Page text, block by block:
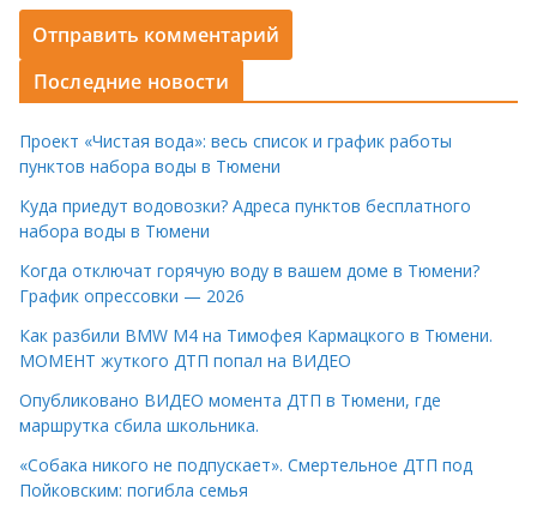
Последние новости
Проект «Чистая вода»: весь список и график работы
пунктов набора воды в Тюмени
Куда приедут водовозки? Адреса пунктов бесплатного
набора воды в Тюмени
Когда отключат горячую воду в вашем доме в Тюмени?
График опрессовки — 2026
Как разбили BMW M4 на Тимофея Кармацкого в Тюмени.
МОМЕНТ жуткого ДТП попал на ВИДЕО
Опубликовано ВИДЕО момента ДТП в Тюмени, где
маршрутка сбила школьника.
«Собака никого не подпускает». Смертельное ДТП под
Пойковским: погибла семья